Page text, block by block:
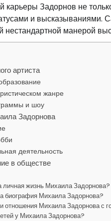
карьеры Задорнов не
и высказываниями.
нестандартной манерой
артиста
жанре
и шоу
Задорнова
деятельность
в обществе
личная жизнь Михаила Задорнова?
биография Михаила Задорнова?
отношения Михаила Задорнова с
у Михаила Задорнова?